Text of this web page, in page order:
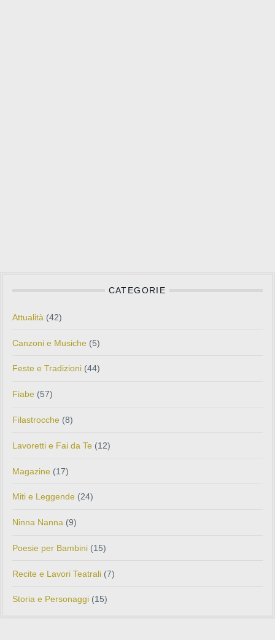
CATEGORIE
Attualità (42)
Canzoni e Musiche (5)
Feste e Tradizioni (44)
Fiabe (57)
Filastrocche (8)
Lavoretti e Fai da Te (12)
Magazine (17)
Miti e Leggende (24)
Ninna Nanna (9)
Poesie per Bambini (15)
Recite e Lavori Teatrali (7)
Storia e Personaggi (15)